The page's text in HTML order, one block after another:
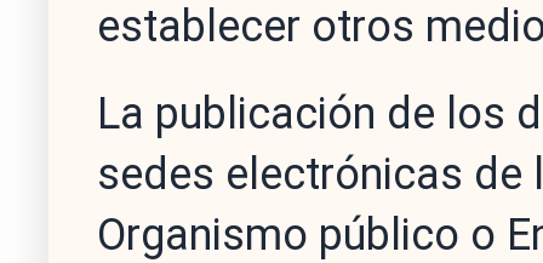
establecer otros
La publicación de los
sedes electrónicas de
Organismo público o